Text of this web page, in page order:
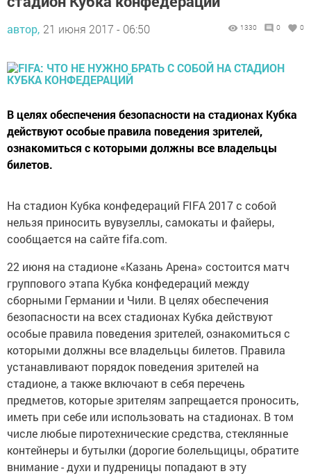
автор, 21 июня 2017 - 06:50 1330 0 0
В целях обеспечения безопасности на стадионах Кубка
действуют особые правила поведения зрителей,
ознакомиться с которыми должны все владельцы
билетов.
На стадион Кубка конфедераций FIFA 2017 с собой
нельзя приносить вувузеллы, самокаты и файеры,
сообщается на сайте fifa.com.
22 июня на стадионе «Казань Арена» состоится матч
группового этапа Кубка конфедераций между
сборными Германии и Чили. В целях обеспечения
безопасности на всех стадионах Кубка действуют
особые правила поведения зрителей, ознакомиться с
которыми должны все владельцы билетов. Правила
устанавливают порядок поведения зрителей на
стадионе, а также включают в себя перечень
предметов, которые зрителям запрещается проносить,
иметь при себе или использовать на стадионах. В том
числе любые пиротехнические средства, стеклянные
контейнеры и бутылки (дорогие болельщицы, обратите
внимание - духи и пудреницы попадают в эту